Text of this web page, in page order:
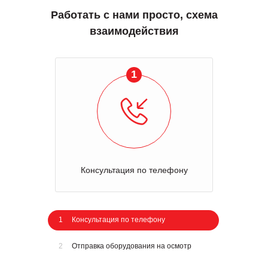
Работать с нами просто, схема
взаимодействия
1
Консультация по телефону
1 Консультация по телефону
2 Отправка оборудования на осмотр